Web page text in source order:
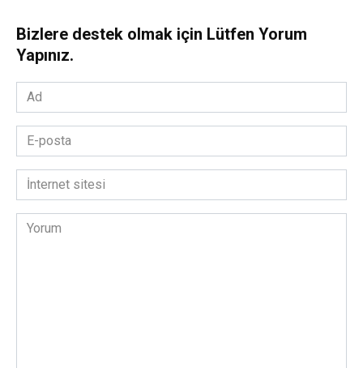
Bizlere destek olmak için Lütfen Yorum
Yapınız.
Ad
*
posta
*İnternet
sitesi
Yorum